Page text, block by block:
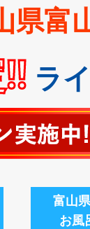
県富
ラ
富山
お風